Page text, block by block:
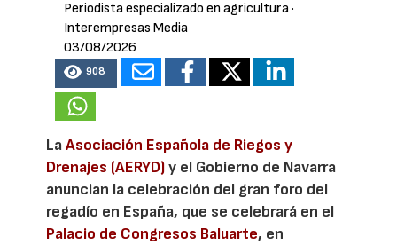
Periodista especializado en agricultura·
Interempresas Media
03/08/2026
908
LaAsociación Española de Riegos y
Drenajes (AERYD)y el Gobierno de Navarra
anuncian la celebración del gran foro del
regadío en España, que se celebrará en el
Palacio de Congresos Baluarte, en